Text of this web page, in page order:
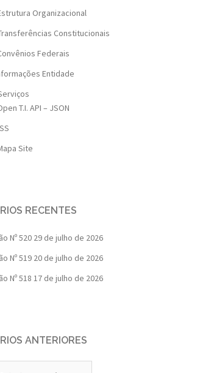
Organizacional
Constitucionais
Federais
Entidade
T.I. API – JSON
Site
RECENTES
Nº 520 29 de julho de 2026
Nº 519 20 de julho de 2026
Nº 518 17 de julho de 2026
ANTERIORES